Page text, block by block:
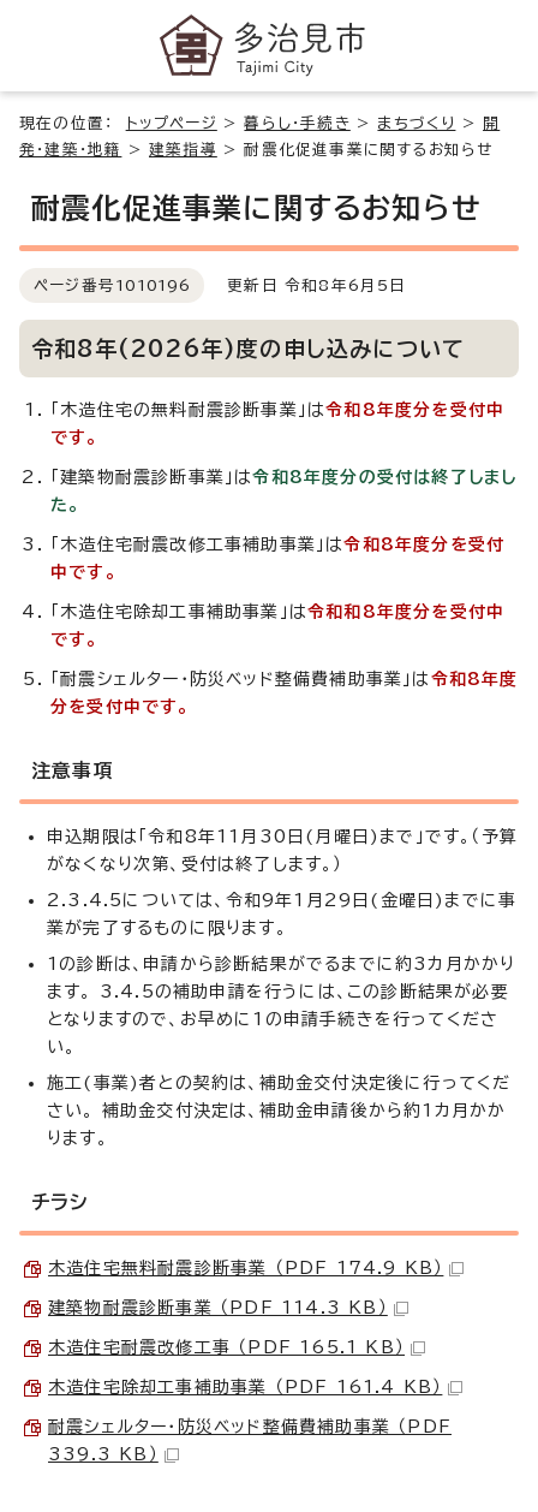
現在の位置： トップページ >暮らし・手続き > まちづくり >
開
発・建築・地籍
>建築指導 >耐震化促進事業に関するお知らせ
耐震化促進事業に関するお知らせ
ページ番号 1010196 更新日 令和8年6月5日
令和8年(2026年)度の申し込みについて
「木造住宅の無料耐震診断事業」は令和8年度分を受付中
です。
「建築物耐震診断事業」は令和8年度分の受付は終了しまし
た。
「木造住宅耐震改修工事補助事業」は令和8年度分を受付
中です。
「木造住宅除却工事補助事業」は令和和8年度分を受付中
です。
「耐震シェルター・防災ベッド整備費補助事業」は 令和8年度
分を受付中です。
注意事項
申込期限は「令和8年11月30日(月曜日)まで」です。（予算
がなくなり次第、受付は終了します。）
2.3.4.5については、令和9年1月29日(金曜日)までに事
業が完了するものに限ります。
1の診断は、申請から診断結果がでるまでに約3カ月かかり
ます。 3.4.5の補助申請を行うには、この診断結果が必要
となりますので、お早めに1の申請手続きを行ってくださ
い。
施工(事業)者との契約は、補助金交付決定後に行ってくだ
さい。 補助金交付決定は、補助金申請後から約1カ月かか
ります。
チラシ
木造住宅無料耐震診断事業 （PDF 174.9 KB）
建築物耐震診断事業 （PDF 114.3 KB）
木造住宅耐震改修工事 （PDF 165.1 KB）
木造住宅除却工事補助事業 （PDF 161.4 KB）
耐震シェルター・防災ベッド整備費補助事業 （PDF
339.3 KB）